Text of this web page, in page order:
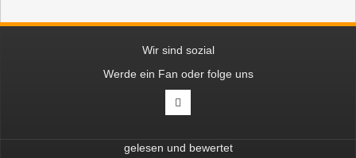
Wir sind sozial
Werde ein Fan oder folge uns
gelesen und bewertet